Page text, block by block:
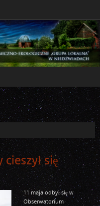
się
11 maja odbył się w
Obserwatorium